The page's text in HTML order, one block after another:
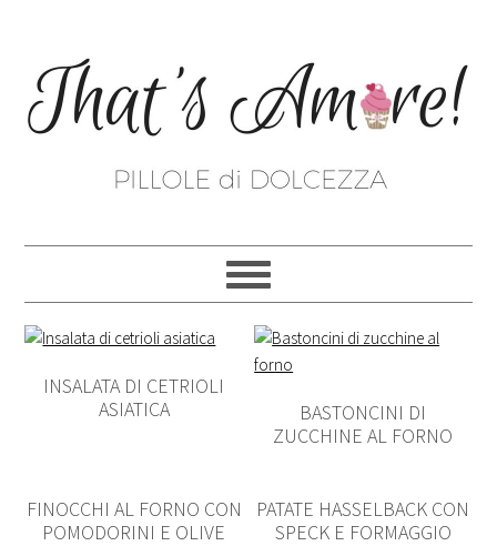
INSALATA DI CETRIOLI
ASIATICA
BASTONCINI DI
ZUCCHINE AL FORNO
FINOCCHI AL FORNO CON
POMODORINI E OLIVE
PATATE HASSELBACK CON
SPECK E FORMAGGIO